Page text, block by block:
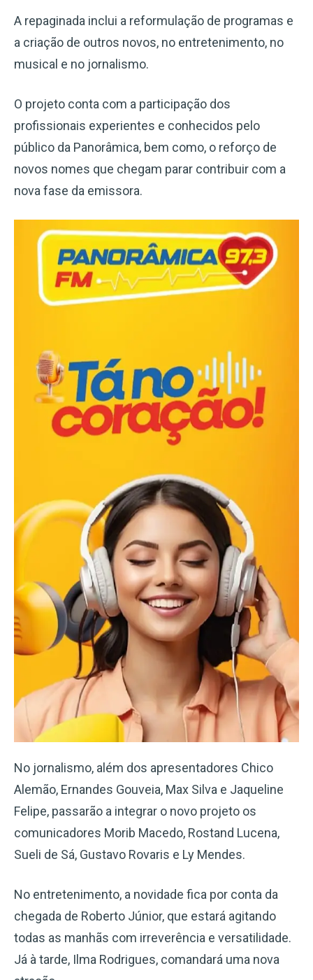
A repaginada inclui a reformulação de programas e
a criação de outros novos, no entretenimento, no
musical e no jornalismo.
O projeto conta com a participação dos
profissionais experientes e conhecidos pelo
público da Panorâmica, bem como, o reforço de
novos nomes que chegam parar contribuir com a
nova fase da emissora.
No jornalismo, além dos apresentadores Chico
Alemão, Ernandes Gouveia, Max Silva e Jaqueline
Felipe, passarão a integrar o novo projeto os
comunicadores Morib Macedo, Rostand Lucena,
Sueli de Sá, Gustavo Rovaris e Ly Mendes.
No entretenimento, a novidade fica por conta da
chegada de Roberto Júnior, que estará agitando
todas as manhãs com irreverência e versatilidade.
Já à tarde, Ilma Rodrigues, comandará uma nova